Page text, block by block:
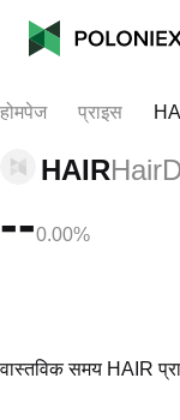
होमपेज प्राइस
HAIR
--0.00%
वास्तविक समय HAIR